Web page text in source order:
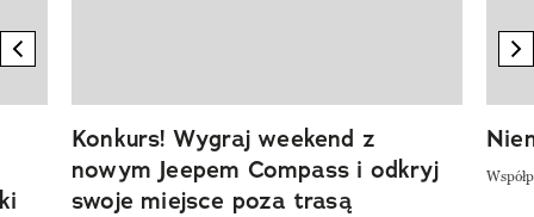
previous element
Konkurs! Wygraj weekend z
nowym Jeepem Compass i odkryj
swoje miejsce poza trasą